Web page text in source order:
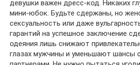
девушки важен дресс-код. Никаких
мини-юбок. Будьте сдержаны, но
сексуальность или даже
гарантий на успешное заключение
одеяния лишь снижают
глазах мужчины и уменьшают шансы